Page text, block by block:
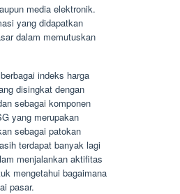
media elektronik.
yang didapatkan
dalam memutuskan
indeks harga
disingkat dengan
sebagai komponen
yang merupakan
sebagai patokan
terdapat banyak lagi
menjalankan aktifitas
mengetahui bagaimana
pasar.